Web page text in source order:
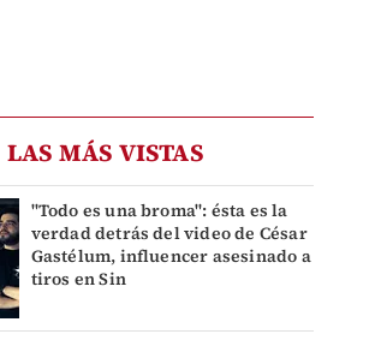
LAS MÁS VISTAS
"Todo es una broma": ésta es la
verdad detrás del video de César
Gastélum, influencer asesinado a
tiros en Sin